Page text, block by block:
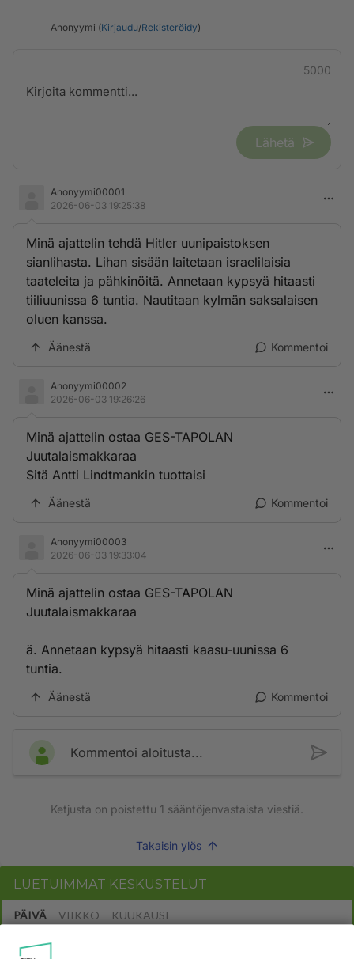
Anonyymi (Kirjaudu/Rekisteröidy)
5000
Lähetä
Anonyymi00001
2026-06-03 19:25:38
Minä ajattelin tehdä Hitler uunipaistoksen
sianlihasta. Lihan sisään laitetaan israelilaisia
taateleita ja pähkinöitä. Annetaan kypsyä hitaasti
tiiliuunissa 6 tuntia. Nautitaan kylmän saksalaisen
oluen kanssa.
Äänestä Kommentoi
Anonyymi00002
2026-06-03 19:26:26
Minä ajattelin ostaa GES-TAPOLAN
Juutalaismakkaraa
Sitä Antti Lindtmankin tuottaisi
Äänestä Kommentoi
Anonyymi00003
2026-06-03 19:33:04
Minä ajattelin ostaa GES-TAPOLAN
Juutalaismakkaraa
ä. Annetaan kypsyä hitaasti kaasu-uunissa 6
tuntia.
Äänestä Kommentoi
Kommentoi aloitusta...
Ketjusta on poistettu 1 sääntöjenvastaista viestiä.
Takaisin ylös
LUETUIMMAT KESKUSTELUT
PÄIVÄ VIIKKO KUUKAUSI
Anteeksi arkuuteni